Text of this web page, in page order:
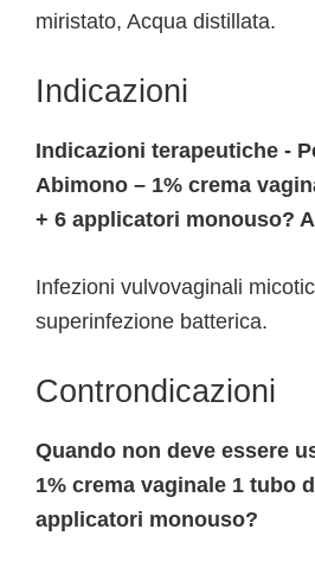
miristato, Acqua distillata.
Indicazioni
Indicazioni terapeutiche -
Abimono – 1% crema
+ 6 applicatori monouso?
Infezioni vulvovaginali
superinfezione batterica.
Controndicazioni
Quando non deve essere
1% crema vaginale 1 tubo
applicatori monouso?